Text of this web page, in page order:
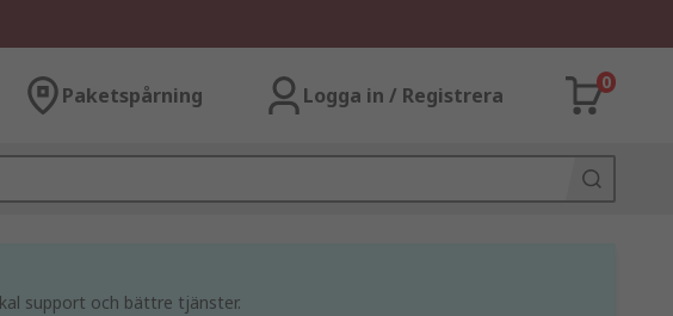
Paketspårning Logga in / Registrera
0
support och bättre tjänster.